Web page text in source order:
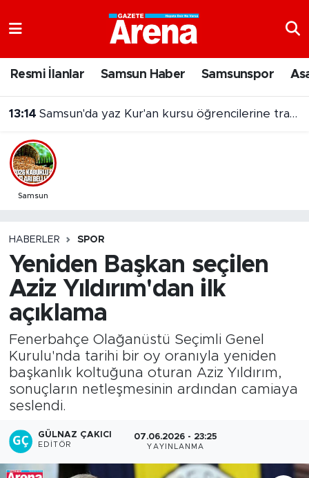
Resmi İlanlar Samsun Haber Samsunspor
13:14 Samsun'da yaz Kur'an kursu öğrencilerine trafik eğitimi
Samsun
HABERLER SPOR
Yeniden Başkan seçilen
Aziz Yıldırım'dan ilk
açıklama
Fenerbahçe Olağanüstü Seçimli Genel
Kurulu'nda tarihi bir oy oranıyla yeniden
başkanlık koltuğuna oturan Aziz Yıldırım,
sonuçların netleşmesinin ardından camiaya
seslendi.
GÜLNAZ ÇAKICI
EDITÖR
07.06.2026 - 23:25
YAYINLANMA
Samsun Namaz Vakitleri
Trafik Durumu
Süper Lig Puan Durumu ve Fikstür
Son Dakika Haberleri
Haber Arşivi